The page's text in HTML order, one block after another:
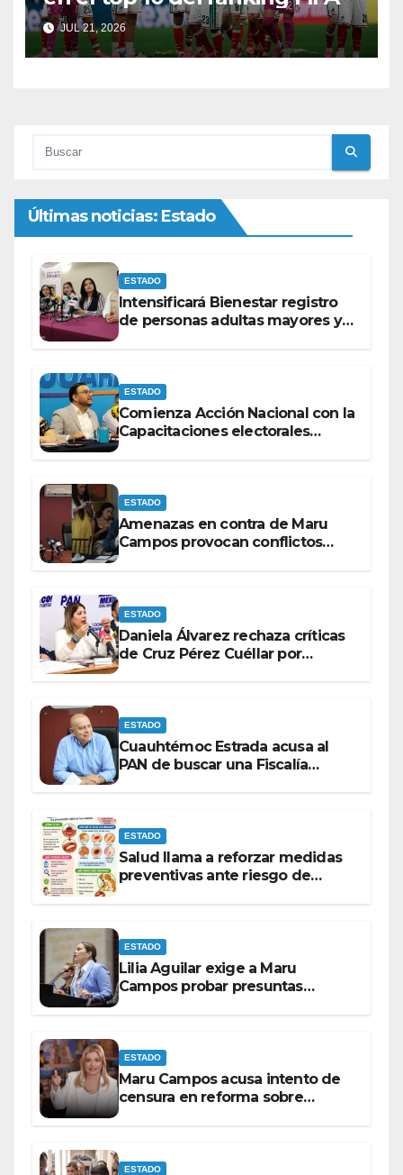
JUL 21, 2026
Últimas noticias: Estado
ESTADO
Intensificará Bienestar registro
de personas adultas mayores y
ESTADO
Comienza Acción Nacional con la
Capacitaciones electorales
ESTADO
Amenazas en contra de Maru
Campos provocan conflictos
ESTADO
Daniela Álvarez rechaza críticas
de Cruz Pérez Cuéllar por
ESTADO
Cuauhtémoc Estrada acusa al
PAN de buscar una Fiscalía
ESTADO
Salud llama a reforzar medidas
preventivas ante riesgo de
ESTADO
Lilia Aguilar exige a Maru
Campos probar presuntas
ESTADO
Maru Campos acusa intento de
censura en reforma sobre
ESTADO